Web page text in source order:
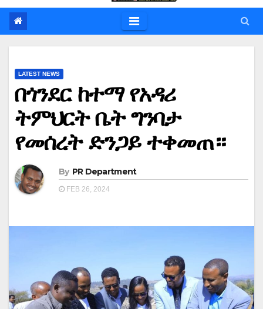
LATEST NEWS
በጎንደር ከተማ የአዳሪ
ትምህርት ቤት ግንባታ
የመሰረት ድንጋይ ተቀመጠ።
By PR Department
FEB 26, 2024